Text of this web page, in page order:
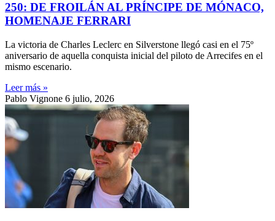
250: DE FROILÁN AL PRÍNCIPE DE MÓNACO,
HOMENAJE FERRARI
La victoria de Charles Leclerc en Silverstone llegó casi en el 75º
aniversario de aquella conquista inicial del piloto de Arrecifes en el
mismo escenario.
Leer más »
Pablo Vignone 6 julio, 2026